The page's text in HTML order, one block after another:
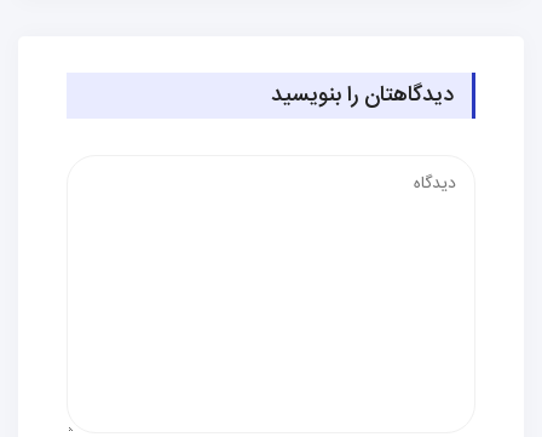
دیدگاهتان را بنویسید